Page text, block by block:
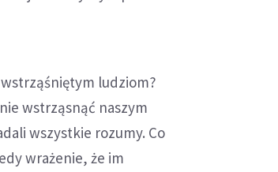
ludziom?
wstrząsnąć naszym
wszystkie rozumy. Co
wrażenie, że im